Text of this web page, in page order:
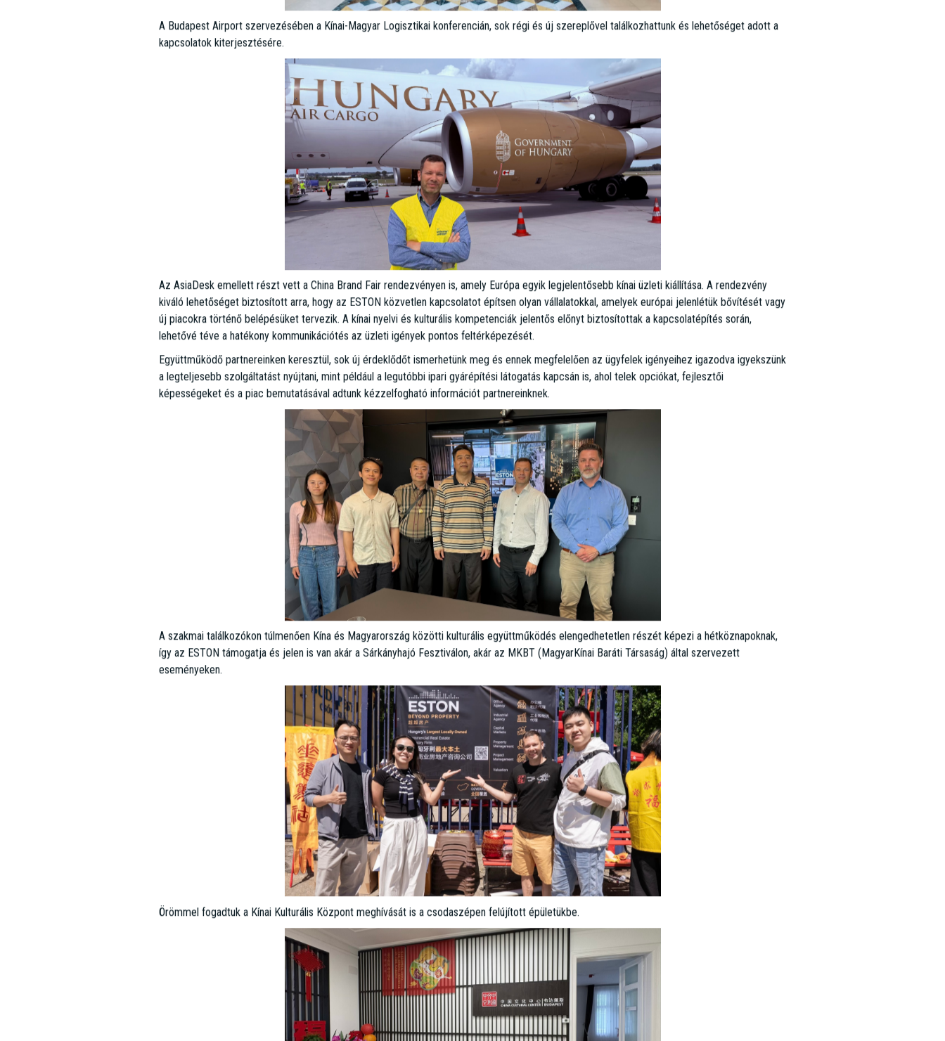
A Budapest Airport szervezésében a Kínai-Magyar Logisztikai konferencián, sok régi és új szereplővel találkozhattunk és lehetőséget adott a
Az AsiaDesk emellett részt vett a China Brand Fair rendezvényen is, amely Európa egyik legjelentősebb kínai üzleti kiállítása. A rendezvény
kiváló lehetőséget biztosított arra, hogy az ESTON közvetlen kapcsolatot építsen olyan vállalatokkal, amelyek európai jelenlétük bővítését vagy
új piacokra történő belépésüket tervezik. A kínai nyelvi és kulturális kompetenciák jelentős előnyt biztosítottak a kapcsolatépítés során,
lehetővé téve a hatékony kommunikációtés az üzleti igények pontos feltérképezését.
Együttműködő partnereinken keresztül, sok új érdeklődőt ismerhetünk meg és ennek megfelelően az ügyfelek igényeihez igazodva igyekszünk
a legteljesebb szolgáltatást nyújtani, mint például a legutóbbi ipari gyárépítési látogatás kapcsán is, ahol telek opciókat, fejlesztői
képességeket és a piac bemutatásával adtunk kézzelfogható információt partnereinknek.
A szakmai találkozókon túlmenően Kína és Magyarország közötti kulturális együttműködés elengedhetetlen részét képezi a hétköznapoknak,
így az ESTON támogatja és jelen is van akár a Sárkányhajó Fesztiválon, akár az MKBT (MagyarKínai Baráti Társaság) által szervezett
Örömmel fogadtuk a Kínai Kulturális Központ meghívását is a csodaszépen felújított épületükbe.